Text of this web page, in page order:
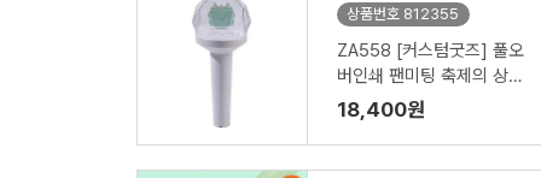
상품번호 812355
ZA558 [커스텀굿즈] 풀오
버인쇄 팬미팅 축제의 상징
응원봉 (박스제작가능)
18,400원